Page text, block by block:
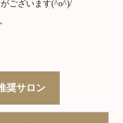
ございます(^o^)/
奨サロン